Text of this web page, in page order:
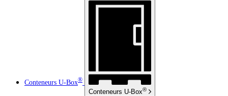
Conteneurs U-Box®
Conteneurs U-Box®